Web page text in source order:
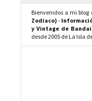
Bienvenidos a mi blog
Zodiaco) -
y Vintage de Bandai
desde 2005 de La Isla